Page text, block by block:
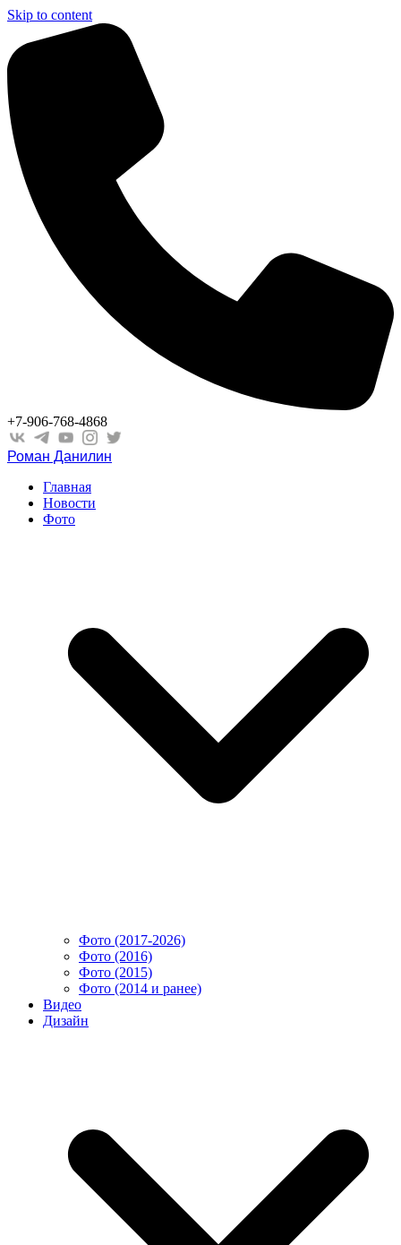
Skip to content
+7-906-768-4868
Роман Данилин
Главная
Новости
Фото
Фото (2017-2026)
Фото (2016)
Фото (2015)
Фото (2014 и ранее)
Видео
Дизайн